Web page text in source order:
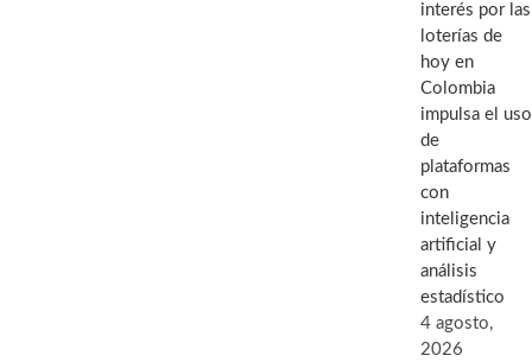
interés por las
loterías de
hoy en
Colombia
impulsa el uso
de
plataformas
con
inteligencia
artificial y
análisis
estadístico
4 agosto,
2026